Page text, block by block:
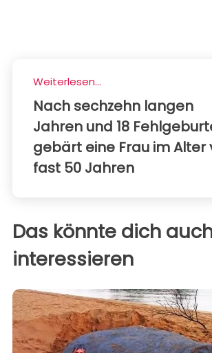
Weiterlesen...
Nach sechzehn langen
Jahren und 18
gebärt eine Frau im Alter
fast 50 Jahren
Das könnte dich
interessieren